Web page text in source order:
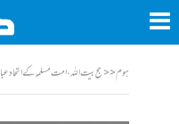
ہوم<<حج بیت اللہ، امت مسلمہ کے